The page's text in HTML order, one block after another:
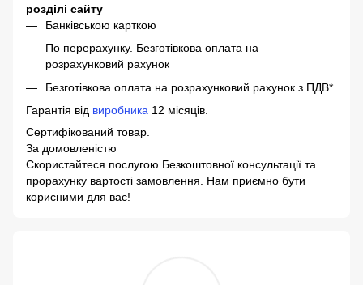
розділі сайту
Банківською карткою
По перерахунку. Безготівкова оплата на
розрахунковий рахунок
Безготівкова оплата на розрахунковий рахунок з ПДВ*
Гарантія від виробника 12 місяців.
Сертифікований товар.
За домовленістю
Скористайтеся послугою Безкоштовної консультації та
прорахунку вартості замовлення. Нам приємно бути
корисними для вас!